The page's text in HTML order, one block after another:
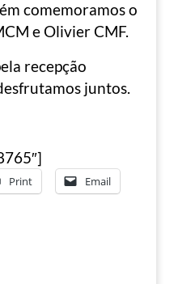
comemoramos o
e Olivier CMF.
recepção
juntos.
Print Email